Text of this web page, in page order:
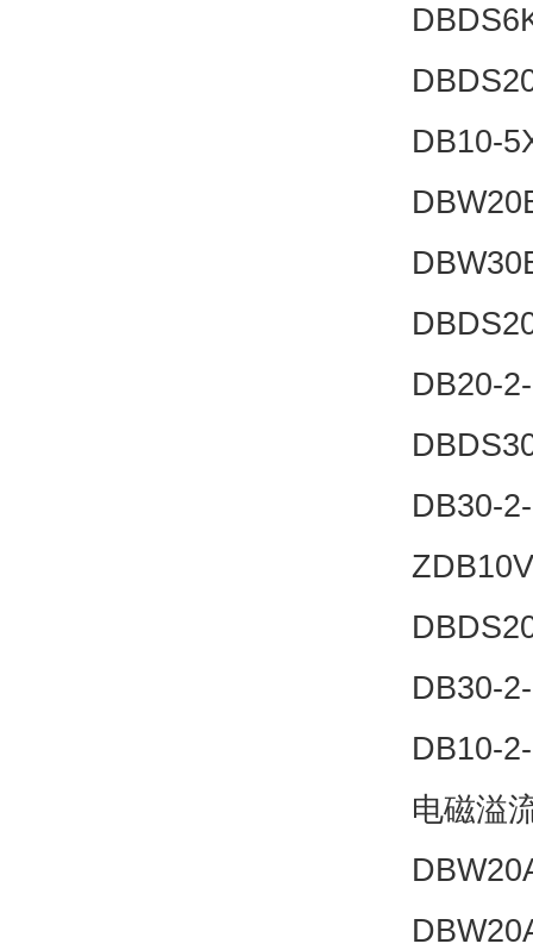
DB10-
DB20-
DB30-
DB30-
DB10-
电磁溢